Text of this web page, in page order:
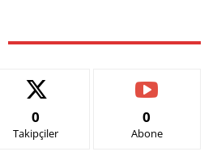
0
Takipçiler
0
Abone